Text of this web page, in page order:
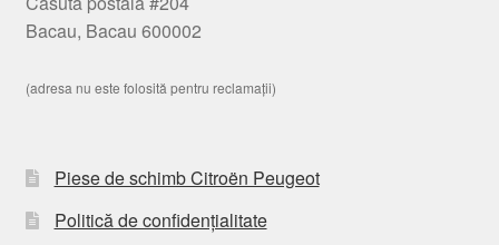
Bacau, Bacau 600002
(adresa nu este folosită pentru reclamații)
Piese de schimb Citroën Peugeot
Politică de confidențialitate